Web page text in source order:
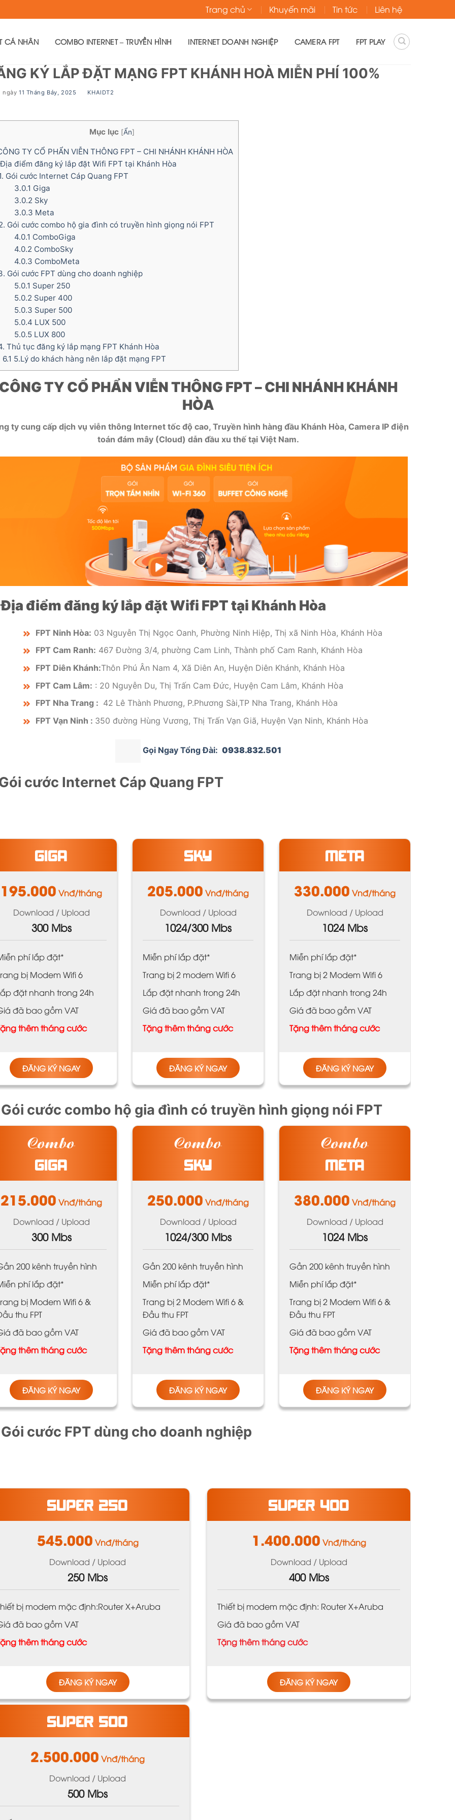
Trang chủ Khuyến mãi Tin tức Liên hệ
CÁ NHÂN COMBO INTERNET – TRUYỀN HÌNH INTERNET DOANH NGHIỆP CAMERA FPT FPT PLAY
KÝ LẮP ĐẶT MẠNG FPT KHÁNH HOÀ MIỄN PHÍ 100%
ngày11 Tháng Bảy, 2025 KHAIDT2
Mục lục [Ẩn]
TY CỔ PHẨN VIỄN THÔNG FPT – CHI NHÁNH KHÁNH HÒA
điểm đăng ký lắp đặt Wifi FPT tại Khánh Hòa
Gói cước Internet Cáp Quang FPT
3.0.1 Giga
3.0.2 Sky
3.0.3 Meta
Gói cước combo hộ gia đình có truyền hình giọng nói FPT
4.0.1 ComboGiga
4.0.2 ComboSky
4.0.3 ComboMeta
Gói cước FPT dùng cho doanh nghiệp
5.0.1 Super 250
5.0.2 Super 400
5.0.3 Super 500
5.0.4 LUX 500
5.0.5 LUX 800
Thủ tục đăng ký lắp mạng FPT Khánh Hòa
6.1 5.Lý do khách hàng nên lắp đặt mạng FPT
TY CỔ PHẨN VIỄN THÔNG FPT – CHI NHÁNH KHÁNH
HÒA
ty cung cấp dịch vụ viễn thông Internet tốc độ cao, Truyền hình hàng đầu Khánh Hòa, Camera IP điện
toán đám mây (Cloud) dẫn đầu xu thế tại Việt Nam.
điểm đăng ký lắp đặt Wifi FPT tại Khánh Hòa
FPT Ninh Hòa: 03 Nguyễn Thị Ngọc Oanh, Phường Ninh Hiệp, Thị xã Ninh Hòa, Khánh Hòa
FPT Cam Ranh: 467 Đường 3/4, phường Cam Linh, Thành phố Cam Ranh, Khánh Hòa
FPT Diên Khánh:Thôn Phú Ân Nam 4, Xã Diên An, Huyện Diên Khánh, Khánh Hòa
FPT Cam Lâm: : 20 Nguyễn Du, Thị Trấn Cam Đức, Huyện Cam Lâm, Khánh Hòa
FPT Nha Trang : 42 Lê Thành Phương, P.Phương Sài,TP Nha Trang, Khánh Hòa
FPT Vạn Ninh : 350 đường Hùng Vương, Thị Trấn Vạn Giã, Huyện Vạn Ninh, Khánh Hòa
Gọi Ngay Tổng Đài: 0938.832.501
cước Internet Cáp Quang FPT
GIGA
195.000 Vnđ/tháng
Download / Upload
300 Mbs
phí lắp đặt*
bị Modem Wifi 6
đặt nhanh trong 24h
đã bao gồm VAT
thêm tháng cước
ĐĂNG KÝ NGAY
SKY
205.000 Vnđ/tháng
Download / Upload
1024/300 Mbs
Miễn phí lắp đặt*
Trang bị 2 modem Wifi 6
Lắp đặt nhanh trong 24h
Giá đã bao gồm VAT
Tặng thêm tháng cước
ĐĂNG KÝ NGAY
META
330.000 Vnđ/tháng
Download / Upload
1024 Mbs
Miễn phí lắp đặt*
Trang bị 2 Modem Wifi 6
Lắp đặt nhanh trong 24h
Giá đã bao gồm VAT
Tặng thêm tháng cước
ĐĂNG KÝ NGAY
cước combo hộ gia đình có truyền hình giọng nói FPT
Combo
GIGA
215.000 Vnđ/tháng
Download / Upload
300 Mbs
200 kênh truyền hình
phí lắp đặt*
bị Modem Wifi 6 &
thu FPT
đã bao gồm VAT
thêm tháng cước
ĐĂNG KÝ NGAY
Combo
SKY
250.000 Vnđ/tháng
Download / Upload
1024/300 Mbs
Gần 200 kênh truyền hình
Miễn phí lắp đặt*
Trang bị 2 Modem Wifi 6 &
Đầu thu FPT
Giá đã bao gồm VAT
Tặng thêm tháng cước
ĐĂNG KÝ NGAY
Combo
META
380.000 Vnđ/tháng
Download / Upload
1024 Mbs
Gần 200 kênh truyền hình
Miễn phí lắp đặt*
Trang bị 2 Modem Wifi 6 &
Đầu thu FPT
Giá đã bao gồm VAT
Tặng thêm tháng cước
ĐĂNG KÝ NGAY
cước FPT dùng cho doanh nghiệp
SUPER 250
545.000 Vnđ/tháng
Download / Upload
250 Mbs
bị modem mặc định:Router X+Aruba
đã bao gồm VAT
thêm tháng cước
ĐĂNG KÝ NGAY
SUPER 400
1.400.000 Vnđ/tháng
Download / Upload
400 Mbs
Thiết bị modem mặc định: Router X+Aruba
Giá đã bao gồm VAT
Tặng thêm tháng cước
ĐĂNG KÝ NGAY
SUPER 500
2.500.000 Vnđ/tháng
Download / Upload
500 Mbs